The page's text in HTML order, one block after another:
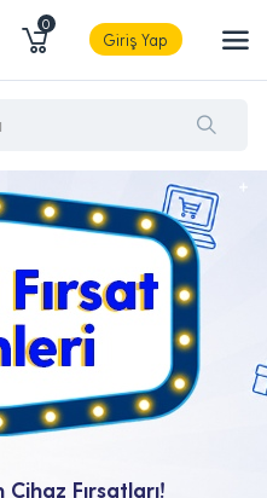
0
Giriş Yap